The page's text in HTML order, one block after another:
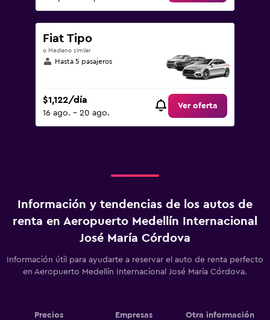
Fiat Tipo
o Mediano similar
Hasta 5 pasajeros
$1,122/día
16 ago. - 20 ago.
Ver oferta
Información y tendencias de los autos de
renta en Aeropuerto Medellín Internacional
José María Córdova
Información útil para ayudarte a reservar el auto de renta perfecto
en Aeropuerto Medellín Internacional José María Córdova.
Precios Empresas Otra información